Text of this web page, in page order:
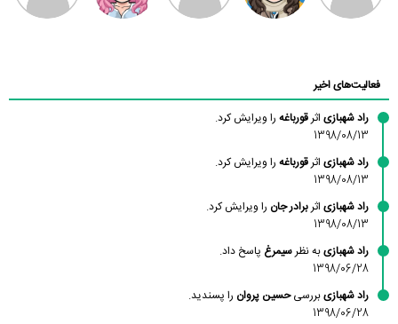
فعالیت‌های اخیر
راد شهبازی اثرقورباغه را ویرایش کرد.
1398/08/13
راد شهبازی اثرقورباغه را ویرایش کرد.
1398/08/13
راد شهبازی اثربرادر جان را ویرایش کرد.
1398/08/13
راد شهبازیبه نظرسیمرغ پاسخ داد.
1398/06/28
راد شهبازیبررسیحسین پروان را پسندید.
1398/06/28